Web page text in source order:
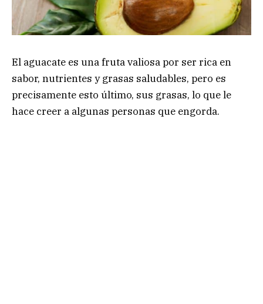
El aguacate es una fruta valiosa por ser rica en
sabor, nutrientes y grasas saludables, pero es
precisamente esto último, sus grasas, lo que le
hace creer a algunas personas que engorda.